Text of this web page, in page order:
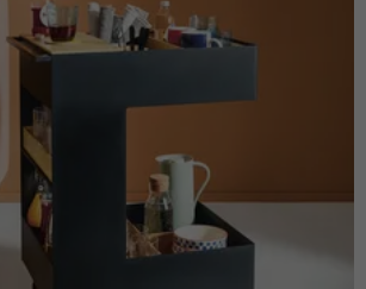
verschlüsselte Facebook-ID und Browser-
ID.
Microsoft Clarity
1 Jahr
Speichert eine eindeutige Benutzer-ID,